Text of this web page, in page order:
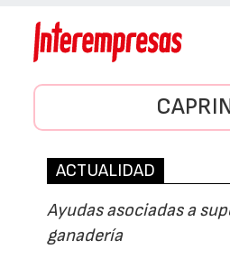
ACTUALIDAD
Ayudas asociadas a
ganadería